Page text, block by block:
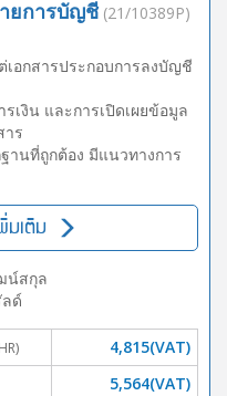
ยการบัญชี (21/10389P)
อกสารประกอบการลงบัญชี
เงิน และการเปิดเผยข้อมูล
าร
านที่ถูกต้อง มีแนวทางการ
มเติม
น์สกุล
ด์
4,815(VAT)
5,564(VAT)